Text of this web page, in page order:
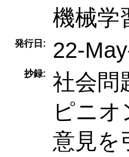
機械学
発行日: 22-
抄録:
社会問
ピニ
意見を